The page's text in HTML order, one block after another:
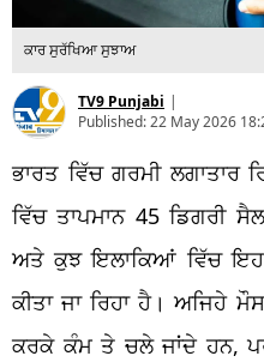
ਕਾਰ ਸੁਰੱਖਿਆ ਸੁਝਾਅ
TV9 Punjabi |
Published:22 May 2026
ਭਾਰਤ ਵਿੱਚ ਗਰਮੀ ਲਗਾਤਾਰ
ਵਿੱਚ ਤਾਪਮਾਨ 45 ਡਿਗਰੀ
ਅਤੇ ਕੁਝ ਇਲਾਕਿਆਂ ਵਿੱਚ ਇਹ
ਕੀਤਾ ਜਾ ਰਿਹਾ ਹੈ। ਅਜਿਹੇ
ਕਰਕੇ ਕੰਮ ਤੇ ਚਲੇ ਜਾਂਦੇ ਹਨ,